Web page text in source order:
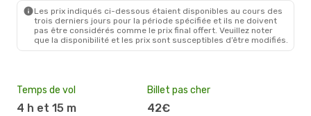
Lun. 12 Oct.- Mar. 20 Oct.
GolDirect
SSA- BPS
Azul Linhas Aereas Brasileiras Direct
BPS- SSA
Les prix indiqués ci-dessous étaient disponibles au cours des
trois derniers jours pour la période spécifiée et ils ne doivent
pas être considérés comme le prix final offert. Veuillez noter
que la disponibilité et les prix sont susceptibles d’être modifiés.
Temps de vol
4 h et 15 m
Billet pas cher
42€